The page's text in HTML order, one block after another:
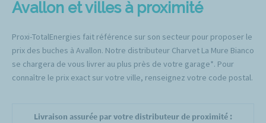
Avallon et villes à proximité
Proxi-TotalEnergies fait référence sur son secteur pour proposer le
prix des buches à Avallon. Notre distributeur Charvet La Mure Bianco
se chargera de vous livrer au plus près de votre garage*. Pour
connaître le prix exact sur votre ville, renseignez votre code postal.
Livraison assurée par votre distributeur de proximité :